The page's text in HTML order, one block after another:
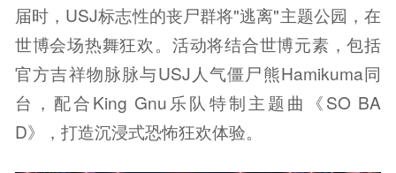
届时，USJ标志性的丧尸群将"逃离"主题公园，在
世博会场热舞狂欢。活动将结合世博元素，包括
官方吉祥物脉脉与USJ人气僵尸熊Hamikuma同
台，配合King Gnu乐队特制主题曲《SO BA
D》，打造沉浸式恐怖狂欢体验。